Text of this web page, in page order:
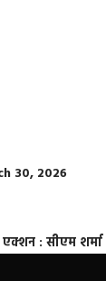
30, 2026
: सीएम शर्मा